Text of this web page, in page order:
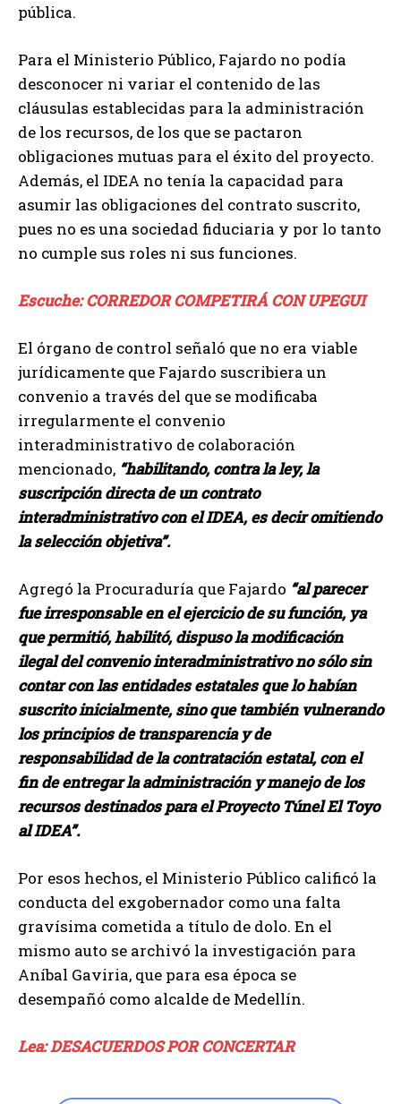
pública.
Para el Ministerio Público, Fajardo no podía
desconocer ni variar el contenido de las
cláusulas establecidas para la administración
de los recursos, de los que se pactaron
obligaciones mutuas para el éxito del proyecto.
Además, el IDEA no tenía la capacidad para
asumir las obligaciones del contrato suscrito,
pues no es una sociedad fiduciaria y por lo tanto
no cumple sus roles ni sus funciones.
Escuche: CORREDOR COMPETIRÁ CON UPEGUI
El órgano de control señaló que no era viable
jurídicamente que Fajardo suscribiera un
convenio a través del que se modificaba
irregularmente el convenio
interadministrativo de colaboración
mencionado, “habilitando, contra la ley, la
suscripción directa de un contrato
interadministrativo con el IDEA, es decir omitiendo
la selección objetiva”.
Agregó la Procuraduría que Fajardo “al parecer
fue irresponsable en el ejercicio de su función, ya
que permitió, habilitó, dispuso la modificación
ilegal del convenio interadministrativo no sólo sin
contar con las entidades estatales que lo habían
suscrito inicialmente, sino que también vulnerando
los principios de transparencia y de
responsabilidad de la contratación estatal, con el
fin de entregar la administración y manejo de los
recursos destinados para el Proyecto Túnel El Toyo
al IDEA”.
Por esos hechos, el Ministerio Público calificó la
conducta del exgobernador como una falta
gravísima cometida a título de dolo. En el
mismo auto se archivó la investigación para
Aníbal Gaviria, que para esa época se
desempañó como alcalde de Medellín.
Lea: DESACUERDOS POR CONCERTAR